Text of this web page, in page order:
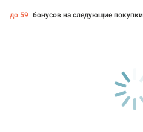
до 59 бонусов на следующие покупки